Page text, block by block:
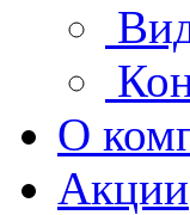
О
Акции